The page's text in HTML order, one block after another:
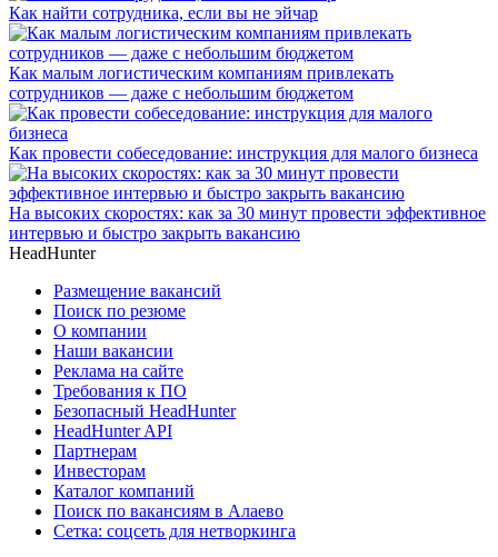
Как найти сотрудника, если вы не эйчар
Как малым логистическим компаниям привлекать
сотрудников — даже с небольшим бюджетом
Как провести собеседование: инструкция для малого бизнеса
На высоких скоростях: как за 30 минут провести эффективное
интервью и быстро закрыть вакансию
HeadHunter
Размещение вакансий
Поиск по резюме
О компании
Наши вакансии
Реклама на сайте
Требования к ПО
Безопасный HeadHunter
HeadHunter API
Партнерам
Инвесторам
Каталог компаний
Поиск по вакансиям в Алаево
Сетка: соцсеть для нетворкинга